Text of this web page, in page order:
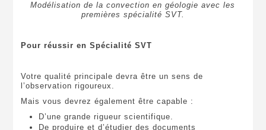
Modélisation de la convection en géologie avec les
premières spécialité SVT.
Pour réussir en Spécialité SVT
Votre qualité principale devra être un sens de
l’observation rigoureux.
Mais vous devrez également être capable :
D’une grande rigueur scientifique.
De produire et d’étudier des documents